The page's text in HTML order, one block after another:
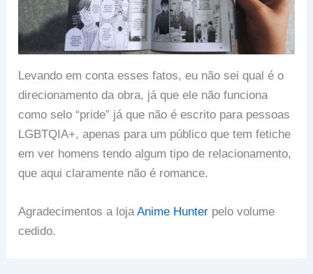
Levando em conta esses fatos, eu não sei qual é o
direcionamento da obra, já que ele não funciona
como selo “pride” já que não é escrito para pessoas
LGBTQIA+, apenas para um público que tem fetiche
em ver homens tendo algum tipo de relacionamento,
que aqui claramente não é romance.
Agradecimentos a lojaAnime Hunter pelo volume
cedido.